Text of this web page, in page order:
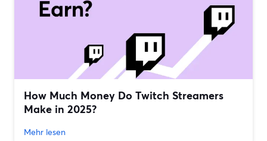
How Much Money Do Twitch Streamers
Make in 2025?
Mehr lesen